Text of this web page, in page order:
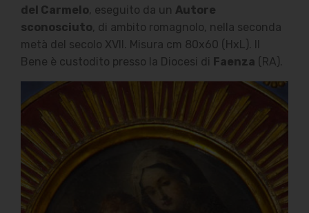
del Carmelo, eseguito da un Autore
sconosciuto, di ambito romagnolo, nella seconda
metà del secolo XVII. Misura cm 80x60 (HxL). Il
Bene è custodito presso la Diocesi di Faenza (RA).